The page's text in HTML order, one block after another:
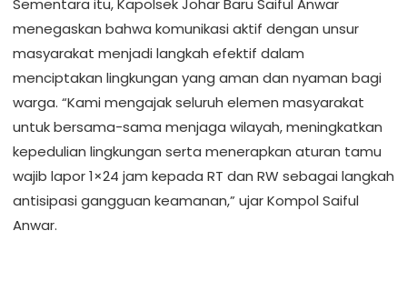
Sementara itu, Kapolsek Johar Baru Saiful Anwar
menegaskan bahwa komunikasi aktif dengan unsur
masyarakat menjadi langkah efektif dalam
menciptakan lingkungan yang aman dan nyaman bagi
warga. “Kami mengajak seluruh elemen masyarakat
untuk bersama-sama menjaga wilayah, meningkatkan
kepedulian lingkungan serta menerapkan aturan tamu
wajib lapor 1×24 jam kepada RT dan RW sebagai langkah
antisipasi gangguan keamanan,” ujar Kompol Saiful
Anwar.